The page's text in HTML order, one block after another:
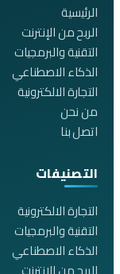
الرئيسية
الربح من الإنترنت
التقنية والبرمجيات
الذكاء الاصطناعي
التجارة الالكترونية
من نحن
اتصل بنا
التصنيفات
التجارة الالكترونية
التقنية والبرمجيات
الذكاء الاصطناعي